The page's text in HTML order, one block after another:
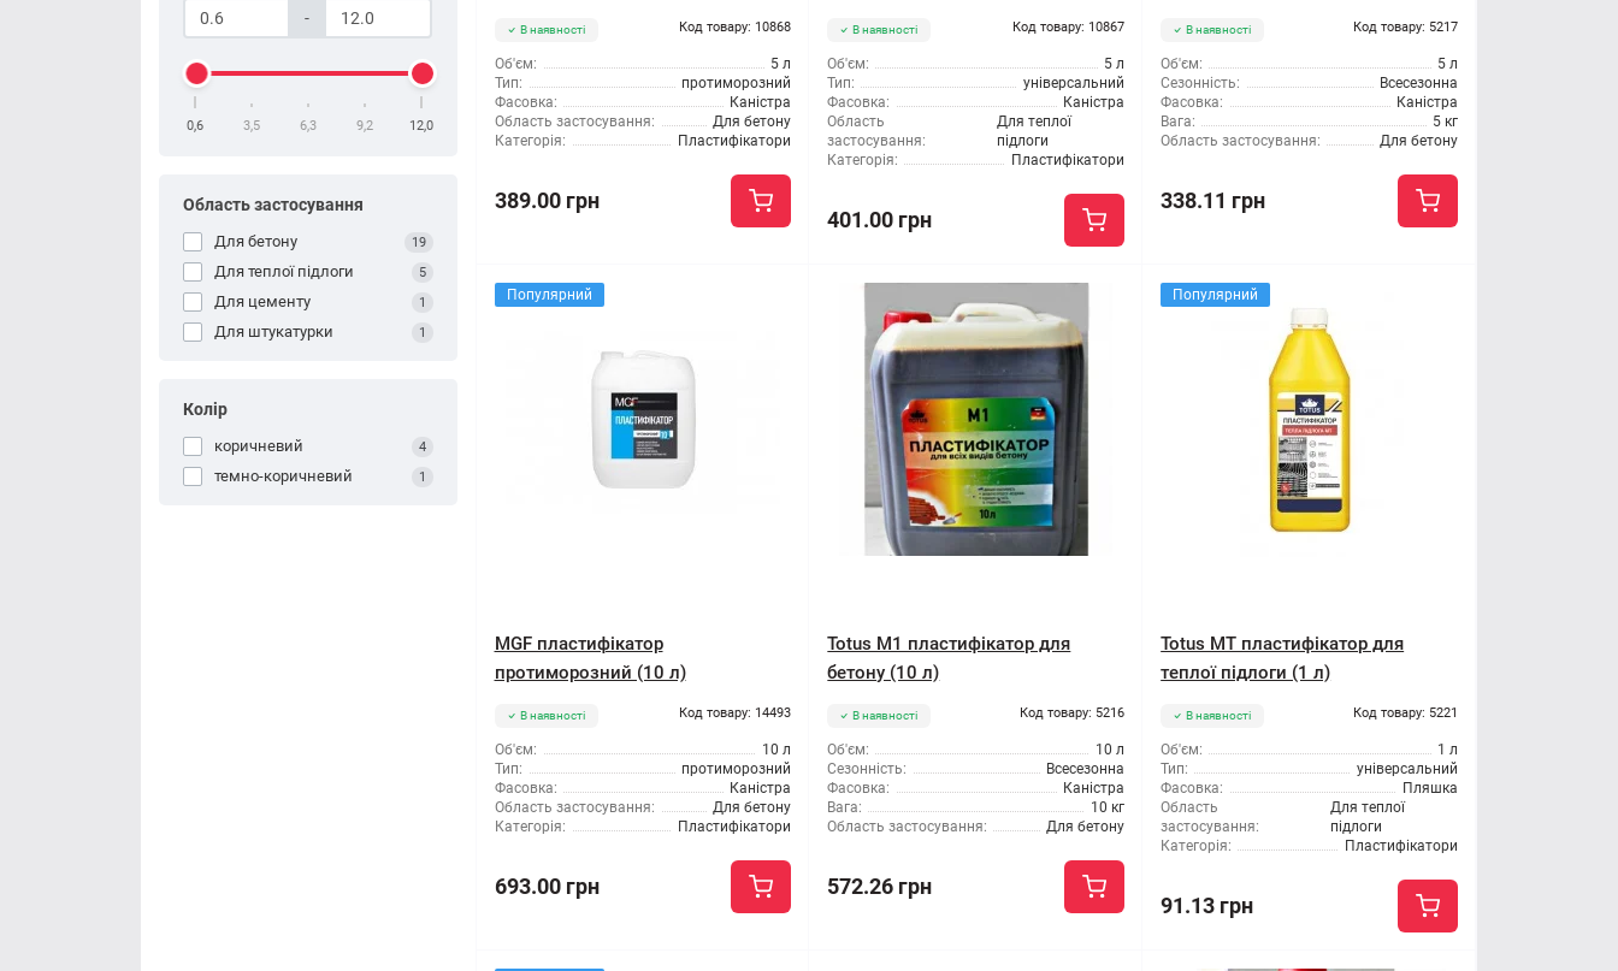
-
0,6 3,5 6,3 9,2 12,0
Область застосування
Для бетону 19
Для теплої підлоги 5
Для цементу 1
Для штукатурки 1
Колір
коричневий 4
темно-коричневий 1
В наявності Код товару: 10868
Об'єм:
5 л
Тип:
протиморозний
Фасовка:
Каністра
Область застосування:
Для бетону
Категорія:
Пластифікатори
389.00 грн
В наявності Код товару: 10867
Об'єм:
5 л
Тип:
універсальний
Фасовка:
Каністра
Область
застосування:
Для теплої
підлоги
Категорія:
Пластифікатори
401.00 грн
В наявності Код товару: 5217
Об'єм:
5 л
Сезонність:
Всесезонна
Фасовка:
Каністра
Вага:
5 кг
Область застосування:
Для бетону
338.11 грн
Популярний
MGF пластифікатор
протиморозний (10 л)
В наявності Код товару: 14493
Об'єм:
10 л
Тип:
протиморозний
Фасовка:
Каністра
Область застосування:
Для бетону
Категорія:
Пластифікатори
693.00 грн
Totus M1 пластифікатор для
бетону (10 л)
В наявності Код товару: 5216
Об'єм:
10 л
Сезонність:
Всесезонна
Фасовка:
Каністра
Вага:
10 кг
Область застосування:
Для бетону
572.26 грн
Популярний
Totus МТ пластифікатор для
теплої підлоги (1 л)
В наявності Код товару: 5221
Об'єм:
1 л
Тип:
універсальний
Фасовка:
Пляшка
Область
застосування:
Для теплої
підлоги
Категорія:
Пластифікатори
91.13 грн